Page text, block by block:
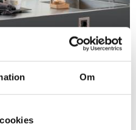
Om
% PÅ ROSTFRI
och modeller